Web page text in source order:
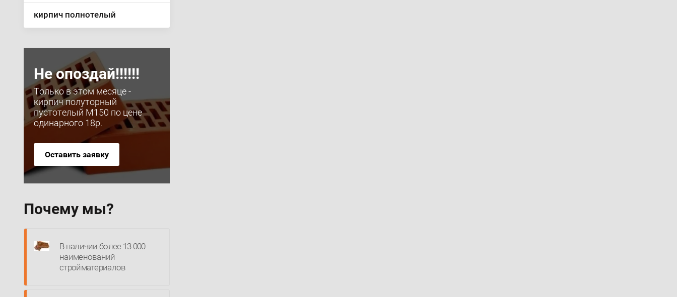
кирпич полнотелый
Не опоздай!!!!!!
Только в этом месяце -
кирпич полуторный
пустотелый М150 по цене
одинарного 18р.
Оставить заявку
Почему мы?
В наличии более 13 000
наименований
стройматериалов